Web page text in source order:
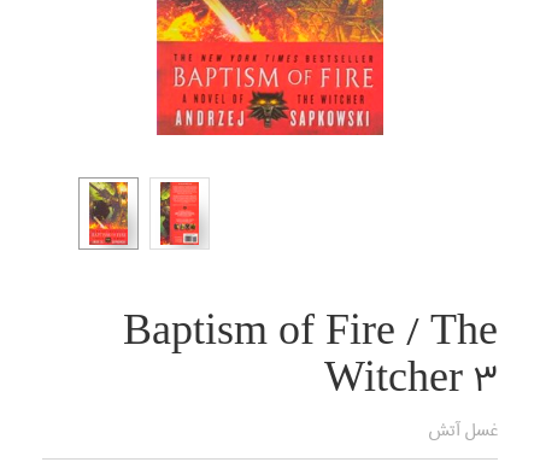
Baptism of Fire / The
Witcher 3
غسل آتش